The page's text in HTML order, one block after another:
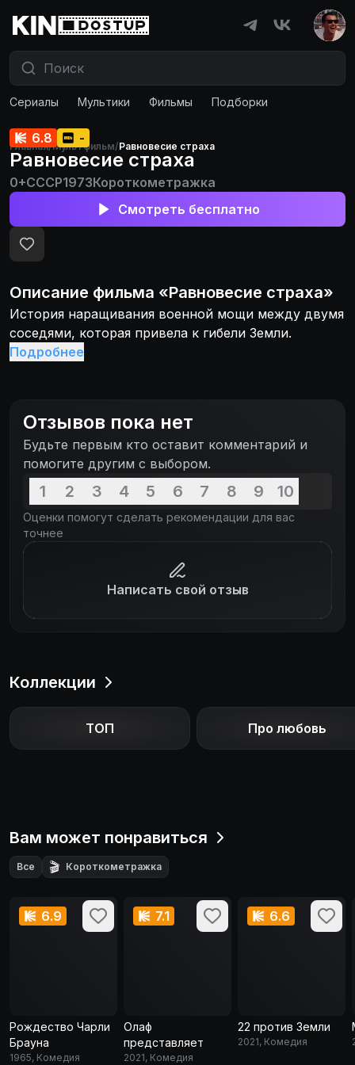
Сериалы Мультики Фильмы Подборки
Главная/Мультфильм/Равновесие страха
6.8 -
Равновесие страха
0+СССР1973Короткометражка
Смотреть бесплатно
Описание фильма «Равновесие страха»
История наращивания военной мощи между двумя
соседями, которая привела к гибели Земли.
Подробнее
Отзывов пока нет
Будьте первым кто оставит комментарий и
помогите другим с выбором.
1 2 3 4 5 6 7 8 9 10
Оценки помогут сделать рекомендации для вас
точнее
Написать свой отзыв
Коллекции
ТОП Про любовь
Вам может понравиться
Все 🎬 Короткометражка
6.9
Рождество Чарли
Брауна
1965, Комедия
7.1
Олаф
представляет
2021, Комедия
6.6
22 против Земли
2021, Комедия